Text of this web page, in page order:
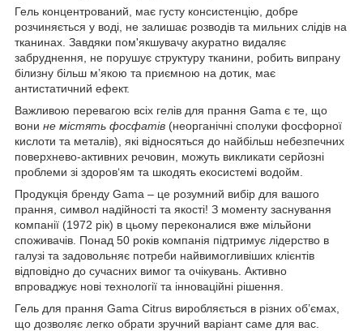
Гель концентрований, має густу консистенцію, добре
розчиняється у воді, не залишає розводів та мильних слідів на
тканинах. Завдяки пом'якшувачу акуратно видаляє
забруднення, не порушує структуру тканини, робить випрану
білизну більш м’якою та приємною на дотик, має
антистатичний ефект.
Важливою перевагою всіх гелів для прання Gama є те, що
вони не містять фосфатів (неорганічні сполуки фосфорної
кислоти та металів), які відносяться до найбільш небезпечних
поверхнево-активних речовин, можуть викликати серйозні
проблеми зі здоров‘ям та шкодять екосистемі водойм.
Продукція бренду Gama – це розумний вибір для вашого
прання, символ надійності та якості! З моменту заснування
компанії (1972 рік) в цьому переконалися вже мільйони
споживачів. Понад 50 років компанія підтримує лідерство в
галузі та задовольняє потреби найвимогливіших клієнтів
відповідно до сучасних вимог та очікувань. Активно
впроваджує нові технології та інноваційні рішення.
Гель для прання Gama Citrus виробляється в різних об’ємах,
що дозволяє легко обрати зручний варіант саме для вас.